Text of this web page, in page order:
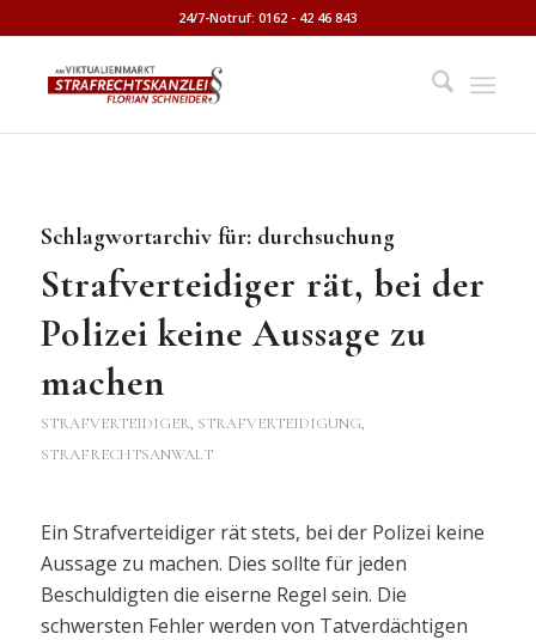
24/7-Notruf: 0162 - 42 46 843
Schlagwortarchiv für: durchsuchung
Strafverteidiger rät, bei der
Polizei keine Aussage zu
machen
STRAFVERTEIDIGER, STRAFVERTEIDIGUNG,
STRAFRECHTSANWALT
Ein Strafverteidiger rät stets, bei der Polizei keine
Aussage zu machen. Dies sollte für jeden
Beschuldigten die eiserne Regel sein. Die
schwersten Fehler werden von Tatverdächtigen